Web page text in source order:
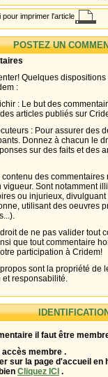
pour imprimer l'article
POSTEZ UN
Quelques
:
: Le but des
articles publiés sur
: Pour assurer des
Donnez à chacun le
sur des faits et des
des
Sont notamment
ou injurieux,
utilisant des oeuvres
de ne pas valider tout
que tout commentaire
participation à Cridem!
sont la propriété de
responsabilité.
il faut être
accès membre .
sur la page d'accueil en
Cliquez ICI .